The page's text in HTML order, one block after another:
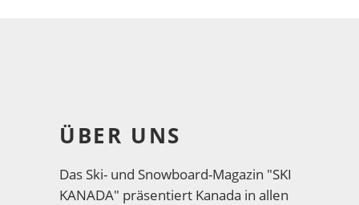
ÜBER UNS
Das Ski- und Snowboard-Magazin "SKI
KANADA" präsentiert Kanada in allen